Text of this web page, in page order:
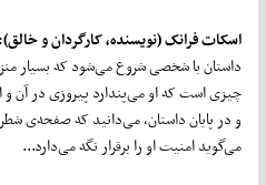
اسکات فرانک (نویسنده، کارگردان و
داستان با شخصی شروع می‌شود که بسیار
چیزی است که او می‌پندارد پیروزی در آن
و در پایان داستان، می‌دانید که صفحه‌ی
می‌گوید امنیت او را برقرار نگه می‌دارد...